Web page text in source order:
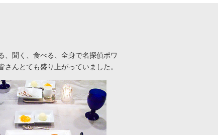
、聞く、食べる、全身で名探偵ポワ
んとても盛り上がっていました。